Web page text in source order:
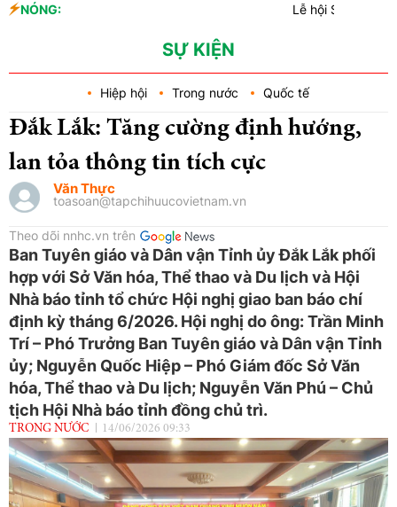
NÓNG:
Lễ hội Sầu riêng Đắk Lắk
Cách tư duy mới: Hỗ trợ
SỰ KIỆN
Hiệp hội Trong nước Quốc tế
Đắk Lắk: Tăng cường định hướng,
lan tỏa thông tin tích cực
Văn Thực
toasoan@tapchihuucovietnam.vn
Theo dõi nnhc.vn trên
Ban Tuyên giáo và Dân vận Tỉnh ủy Đắk Lắk phối
hợp với Sở Văn hóa, Thể thao và Du lịch và Hội
Nhà báo tỉnh tổ chức Hội nghị giao ban báo chí
định kỳ tháng 6/2026. Hội nghị do ông: Trần Minh
Trí – Phó Trưởng Ban Tuyên giáo và Dân vận Tỉnh
ủy; Nguyễn Quốc Hiệp – Phó Giám đốc Sở Văn
hóa, Thể thao và Du lịch; Nguyễn Văn Phú – Chủ
tịch Hội Nhà báo tỉnh đồng chủ trì.
TRONG NƯỚC 14/06/2026 09:33